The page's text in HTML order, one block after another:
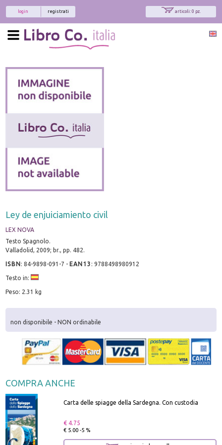
articoli: 0 pz.
registrati
login
Ley de enjuiciamiento civil
LEX NOVA
Testo Spagnolo.
Valladolid, 2009; br., pp. 482.
ISBN:84-9898-091-7 - EAN13 :9788498980912
Testo in:
Peso: 2.31 kg
non disponibile - NON ordinabile
COMPRA ANCHE
Carta delle spiagge della Sardegna. Con custodia
€ 4.75
€ 5.00 -5 %